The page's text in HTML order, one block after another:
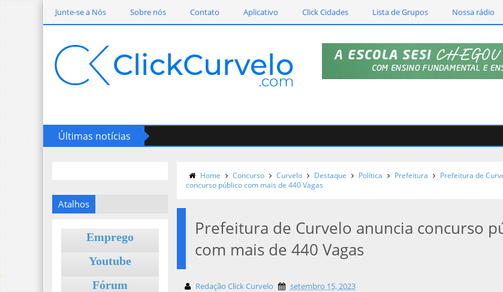
Junte-se a Nós Sobre nós Contato Aplicativo Click Cidades Lista de Grupos Nossa rádio
Últimas notícias
Atalhos
Emprego
Youtube
Fórum
Home Concurso Curvelo Destaque Política Prefeitura
Prefeitura de
concurso público com mais de 440 Vagas
Prefeitura de Curvelo anuncia concurso
com mais de 440 Vagas
Redação Click Curvelo setembro 15, 2023